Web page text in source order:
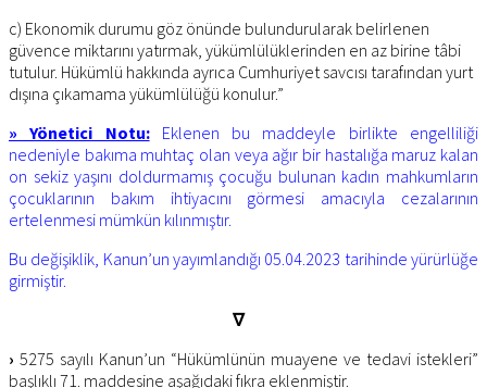
c) Ekonomik durumu göz önünde bulundurularak belirlenen
güvence miktarını yatırmak, yükümlülüklerinden en az birine tâbi
tutulur. Hükümlü hakkında ayrıca Cumhuriyet savcısı tarafından yurt
dışına çıkamama yükümlülüğü konulur.”
» Yönetici Notu:Eklenen bu maddeyle birlikte engelliliği
nedeniyle bakıma muhtaç olan veya ağır bir hastalığa maruz kalan
on sekiz yaşını doldurmamış çocuğu bulunan kadın mahkumların
çocuklarının bakım ihtiyacını görmesi amacıyla cezalarının
ertelenmesi mümkün kılınmıştır.
Bu değişiklik, Kanun’un yayımlandığı 05.04.2023 tarihinde yürürlüğe
girmiştir.
∇
› 5275 sayılı Kanun’un “Hükümlünün muayene ve tedavi istekleri”
başlıklı 71. maddesine aşağıdaki fıkra eklenmiştir.